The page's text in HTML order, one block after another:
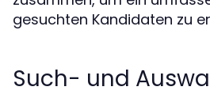
gesuchten Kandidaten zu
Such- und